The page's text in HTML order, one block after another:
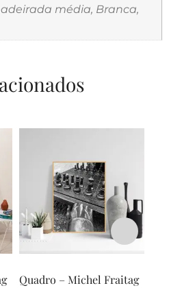
média, Branca,
Quadro – Michel Fraitag